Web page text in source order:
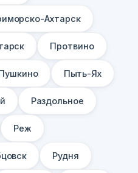
Ахтарск
Протвино
Пыть-Ях
Раздольное
Реж
Рудня